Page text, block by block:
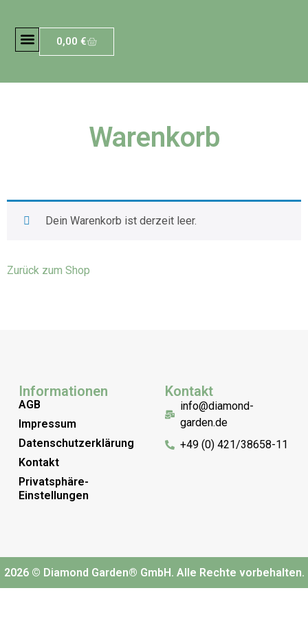
0,00€
Warenkorb
Dein Warenkorb ist derzeit leer.
Zurück zum Shop
Informationen
AGB
Impressum
Datenschutzerklärung
Kontakt
Privatsphäre-
Einstellungen
Kontakt
info@diamond-
garden.de
+49 (0) 421/38658-11
2026 © Diamond Garden® GmbH. Alle Rechte vorbehalten.